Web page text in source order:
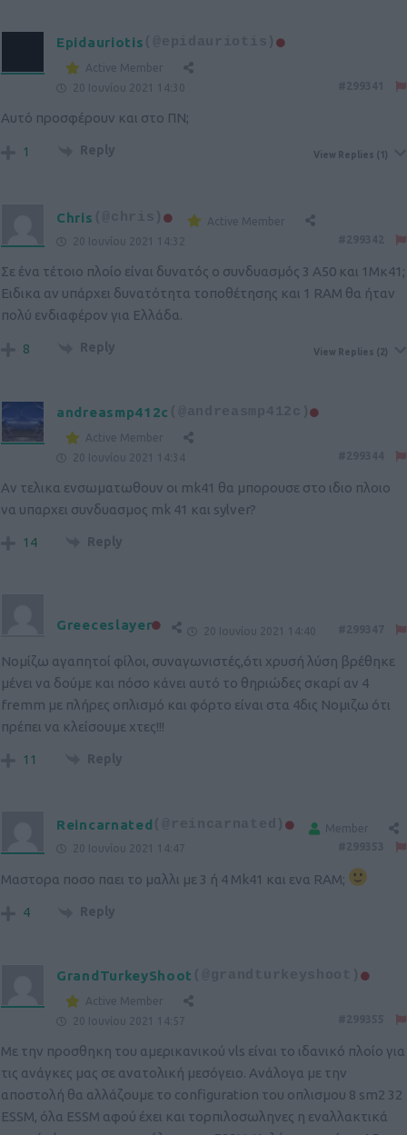
Epidauriotis
Active Member
20 Ιουνίου 2021 14:30
Αυτό προσφέρουν και στο ΠΝ;
1 Reply View Replies (1)
Chris (@chris)
Active Member
20 Ιουνίου 2021 14:32
Σε ένα τέτοιο πλοίο είναι δυνατός ο συνδυασμός 3 Α50 και 1Μκ41;
Ειδικα αν υπάρχει δυνατότητα τοποθέτησης και 1 RAM θα ήταν
πολύ ενδιαφέρον για Ελλάδα.
8 Reply View Replies (2)
andreasmp412c (@andreasmp412c)
Active Member
20 Ιουνίου 2021 14:34
Αν τελικα ενσωματωθουν οι mk41 θα μπορουσε στο ιδιο πλοιο
να υπαρχει συνδυασμος mk 41 και sylver?
14 Reply
Greeceslayer 20 Ιουνίου 2021 14:40
Νομίζω αγαπητοί φίλοι, συναγωνιστές,ότι χρυσή λύση βρέθηκε
μένει να δούμε και πόσο κάνει αυτό το θηριώδες σκαρί αν 4
fremm με πλήρες οπλισμό και φόρτο είναι στα 4δις Νομιζω ότι
πρέπει να κλείσουμε χτες!!!
11 Reply
Reincarnated
Member
20 Ιουνίου 2021 14:47
Μαστορα ποσο παει το μαλλι με 3 ή 4 Mk41 και ενα RAM;
4 Reply
GrandTurkeyShoot
Active Member
20 Ιουνίου 2021 14:57
Με την προσθηκη του αμερικανικού vls είναι το ιδανικό πλοίο για
τις ανάγκες μας σε ανατολική μεσόγειο. Ανάλογα με την
αποστολή θα αλλάζουμε το configuration του οπλισμου 8 sm2 32
ESSM, όλα ESSM αφού έχει και τορπιλοσωληνες η εναλλακτικά